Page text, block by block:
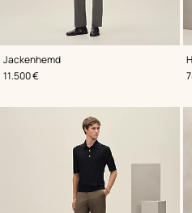
Jackenhemd
,Farbe:
Braun
,Preis
11.500 €
,
,